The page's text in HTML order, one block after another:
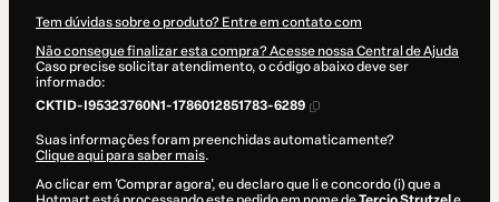
Tem dúvidas sobre o produto? Entre em contato com
Não consegue finalizar esta compra? Acesse nossa Central de Ajuda
Caso precise solicitar atendimento, o código abaixo deve ser
informado:
CKTID-I95323760N1-1786012851783-6289
Suas informações foram preenchidas automaticamente?
Clique aqui para saber mais.
Ao clicar em 'Comprar agora', eu declaro que li e concordo (i) que a